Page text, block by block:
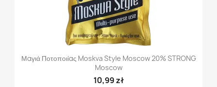
Μαγιά Ποτοποιίας Moskva Style Moscow 20% STRONG
Moscow
10,99 zł